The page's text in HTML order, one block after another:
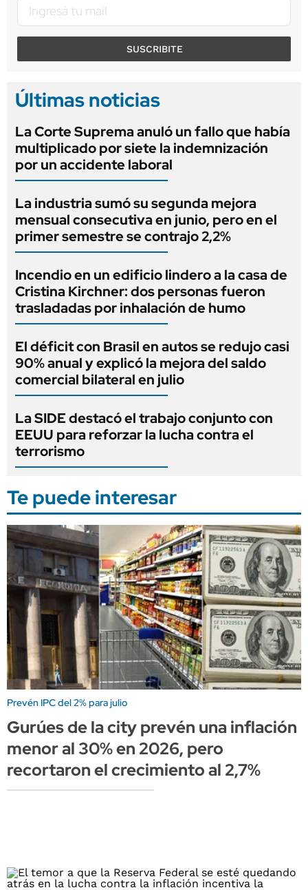
SUSCRIBITE
Últimas noticias
La Corte Suprema anuló un fallo que había
multiplicado por siete la indemnización
por un accidente laboral
La industria sumó su segunda mejora
mensual consecutiva en junio, pero en el
primer semestre se contrajo 2,2%
Incendio en un edificio lindero a la casa de
Cristina Kirchner: dos personas fueron
trasladadas por inhalación de humo
El déficit con Brasil en autos se redujo casi
90% anual y explicó la mejora del saldo
comercial bilateral en julio
La SIDE destacó el trabajo conjunto con
EEUU para reforzar la lucha contra el
terrorismo
Te puede interesar
Prevén IPC del 2% para julio
Gurúes de la city prevén una inflación
menor al 30% en 2026, pero
recortaron el crecimiento al 2,7%